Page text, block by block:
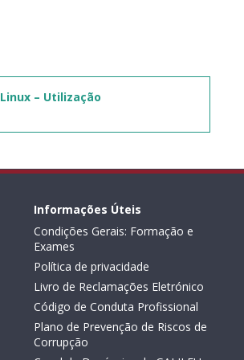
Linux – Utilização
Informações Úteis
Condições Gerais: Formação e
Exames
Política de privacidade
Livro de Reclamações Eletrónico
Código de Conduta Profissional
Plano de Prevenção de Riscos de
Corrupção